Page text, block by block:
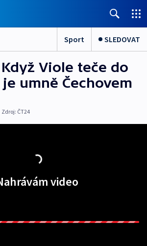
Sport SLEDOVAT
Viole teče do
umně Čechovem
Zdroj: ČT24
video